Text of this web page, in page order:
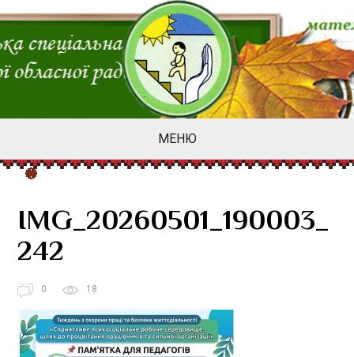
МЕНЮ
IMG_20260501_190003_
242
0 18